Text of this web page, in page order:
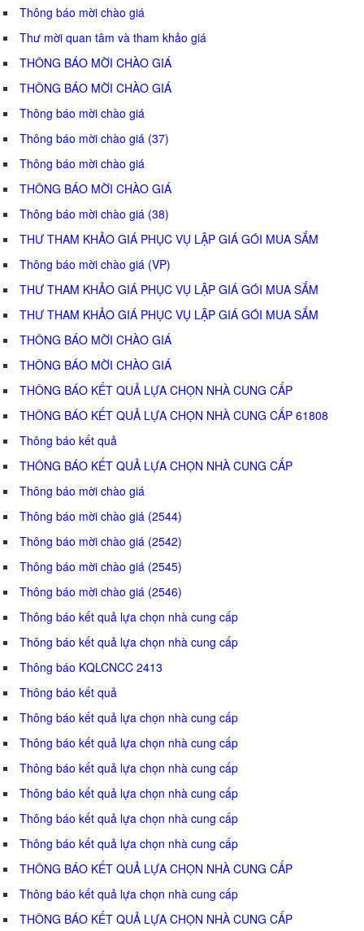
Thông báo mời chào giá
Thư mời quan tâm và tham khảo giá
THÔNG BÁO MỜI CHÀO GIÁ
THÔNG BÁO MỜI CHÀO GIÁ
Thông báo mời chào giá
Thông báo mời chào giá (37)
Thông báo mời chào giá
THÔNG BÁO MỜI CHÀO GIÁ
Thông báo mời chào giá (38)
THƯ THAM KHẢO GIÁ PHỤC VỤ LẬP GIÁ GÓI MUA SẮM
Thông báo mời chào giá (VP)
THƯ THAM KHẢO GIÁ PHỤC VỤ LẬP GIÁ GÓI MUA SẮM
THƯ THAM KHẢO GIÁ PHỤC VỤ LẬP GIÁ GÓI MUA SẮM
THÔNG BÁO MỜI CHÀO GIÁ
THÔNG BÁO MỜI CHÀO GIÁ
THÔNG BÁO KẾT QUẢ LỰA CHỌN NHÀ CUNG CẤP
THÔNG BÁO KẾT QUẢ LỰA CHỌN NHÀ CUNG CẤP 61808
Thông báo kết quả
THÔNG BÁO KẾT QUẢ LỰA CHỌN NHÀ CUNG CẤP
Thông báo mời chào giá
Thông báo mời chào giá (2544)
Thông báo mời chào giá (2542)
Thông báo mời chào giá (2545)
Thông báo mời chào giá (2546)
Thông báo kết quả lựa chọn nhà cung cấp
Thông báo kết quả lựa chọn nhà cung cấp
Thông báo KQLCNCC 2413
Thông báo kết quả
Thông báo kết quả lựa chọn nhà cung cấp
Thông báo kết quả lựa chọn nhà cung cấp
Thông báo kết quả lựa chọn nhà cung cấp
Thông báo kết quả lựa chọn nhà cung cấp
Thông báo kết quả lựa chọn nhà cung cấp
Thông báo kết quả lựa chọn nhà cung cấp
THÔNG BÁO KẾT QUẢ LỰA CHỌN NHÀ CUNG CẤP
Thông báo kết quả lựa chọn nhà cung cấp
THÔNG BÁO KẾT QUẢ LỰA CHỌN NHÀ CUNG CẤP